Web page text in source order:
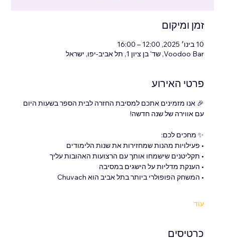
זמן ומיקום
10 בינו׳ 2025, 12:00 – 16:00
Voodoo Bar, שד' בן ציון 1, תל אביב-יפו, ישראל
פרטי האירוע
🎉 אנו מזמינים אתכם למסיבת החזרה לבית הספר בשעות היום
עם אווירה של שנה חדשה!
✨ מחכים לכם:
• פעילויות מהנות שמחזירות את שנות הלימודים
• תקליטנים שישמחו אותך עם הרצועות האהובות עליך
• הענקת מדליות על הישגים במסיבה
• המשחק הפופולרי ביותר בתל אביב הוא Chuvach
עוד
כרטיסים